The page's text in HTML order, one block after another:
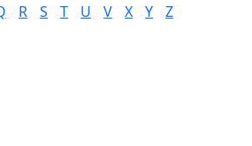
R S T U V X Y
Z